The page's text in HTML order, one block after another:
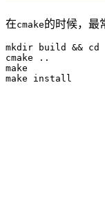
在cmake的时候，最
mkdir build && cd
cmake ..
make